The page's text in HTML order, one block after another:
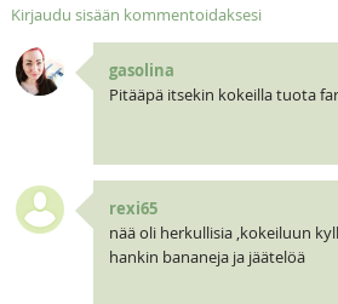
Kirjaudu sisään kommentoidaksesi
gasolina
Pitääpä itsekin kokeilla tuota
rexi65
nää oli herkullisia ,kokeiluun
hankin bananeja ja jäätelöä